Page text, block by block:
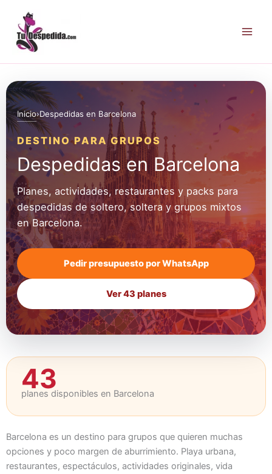
contenido
Inicio›Despedidas en Barcelona
DESTINO PARA GRUPOS
Despedidas en Barcelona
Planes, actividades, restaurantes y packs para
despedidas de soltero, soltera y grupos mixtos
en Barcelona.
Pedir presupuesto por WhatsApp
Ver 43 planes
43
planes disponibles en Barcelona
Barcelona es un destino para grupos que quieren muchas
opciones y poco margen de aburrimiento. Playa urbana,
restaurantes, espectáculos, actividades originales, vida